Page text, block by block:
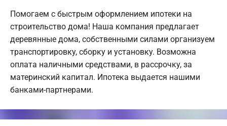
Помогаем с быстрым оформлением ипотеки на
строительство дома! Наша компания предлагает
деревянные дома, собственными силами организуем
транспортировку, сборку и установку. Возможна
оплата наличными средствами, в рассрочку, за
материнский капитал. Ипотека выдается нашими
банками-партнерами.